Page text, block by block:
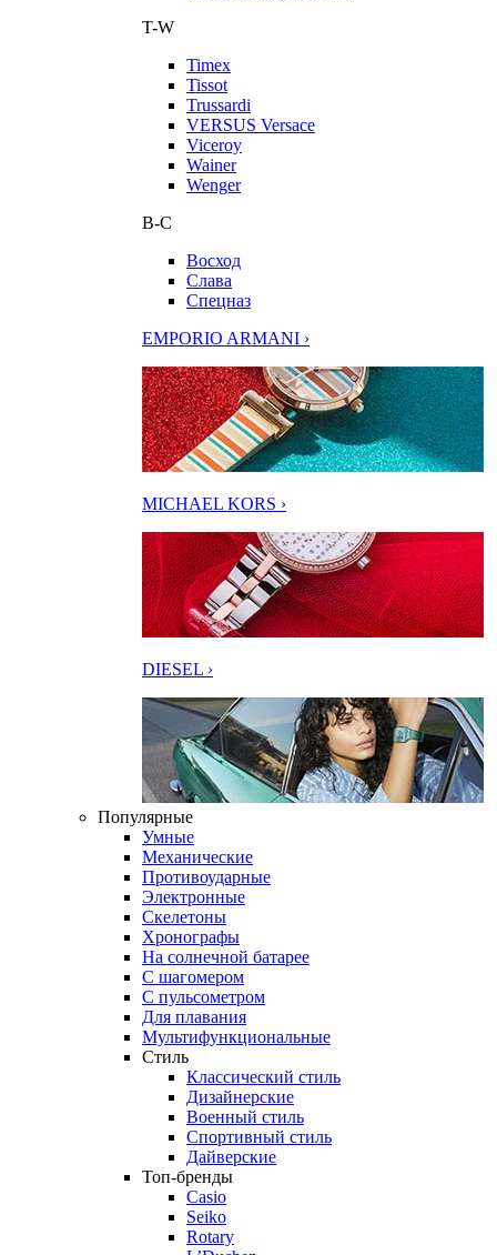
T-W
Timex
Tissot
Trussardi
VERSUS Versace
Viceroy
Wainer
Wenger
В-С
Восход
Слава
Спецназ
EMPORIO ARMANI ›
MICHAEL KORS ›
DIESEL ›
Популярные
Умные
Механические
Противоударные
Электронные
Скелетоны
Хронографы
На солнечной батарее
С шагомером
С пульсометром
Для плавания
Мультифункциональные
Стиль
Классический стиль
Дизайнерские
Военный стиль
Спортивный стиль
Дайверские
Топ-бренды
Casio
Seiko
Rotary